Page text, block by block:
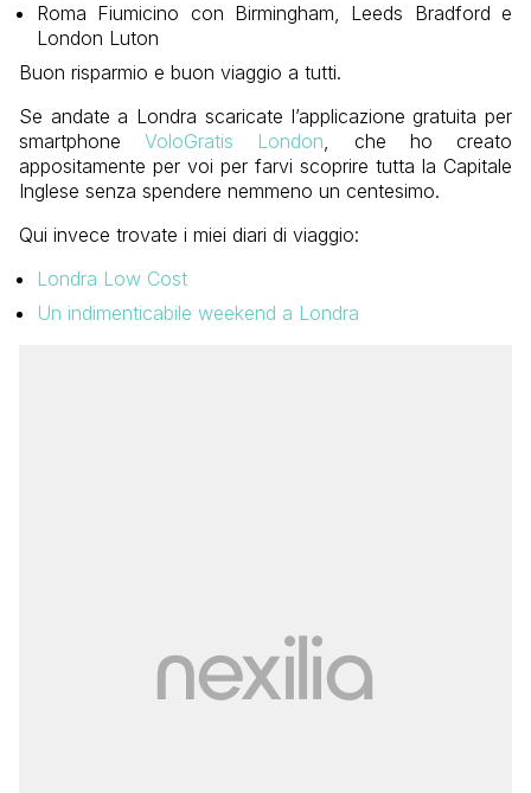
Roma Fiumicino con Birmingham, Leeds Bradford e
London Luton
Buon risparmio e buon viaggio a tutti.
Se andate a Londra scaricate l’applicazione gratuita per
smartphoneVoloGratis London, che ho creato
appositamente per voi per farvi scoprire tutta la Capitale
Inglese senza spendere nemmeno un centesimo.
Qui invece trovate i miei diari di viaggio:
Londra Low Cost
Un indimenticabile weekend a Londra